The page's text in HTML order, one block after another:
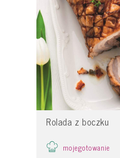
Rolada z boczku
mojegotowanie